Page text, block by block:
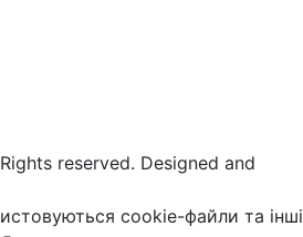
reserved. Designed and
cookie-файли та інші